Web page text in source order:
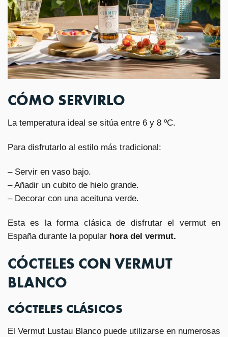
CÓMO SERVIRLO
La temperatura ideal se sitúa entre 6 y 8 ºC.
Para disfrutarlo al estilo más tradicional:
– Servir en vaso bajo.
– Añadir un cubito de hielo grande.
– Decorar con una aceituna verde.
Esta es la forma clásica de disfrutar el vermut en
España durante la popular hora del vermut.
CÓCTELES CON VERMUT
BLANCO
CÓCTELES CLÁSICOS
El Vermut Lustau Blanco puede utilizarse en numerosas